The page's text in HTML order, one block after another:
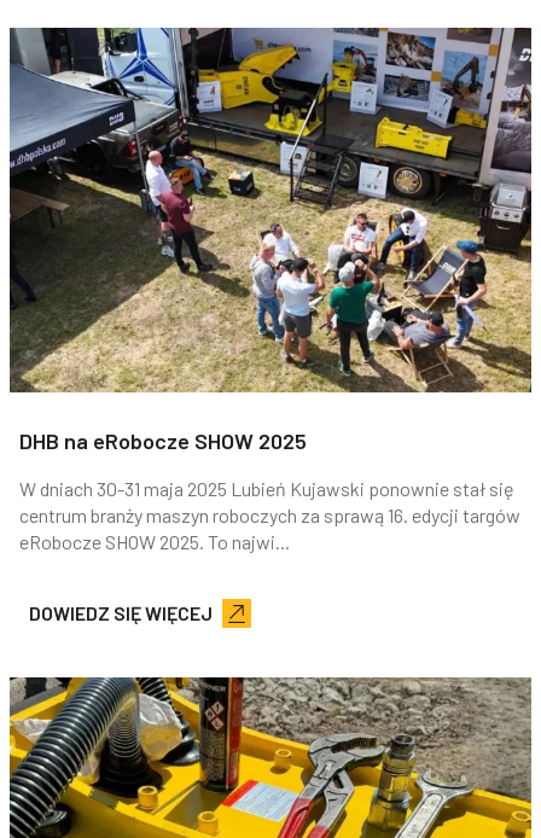
DHB na eRobocze SHOW 2025
W dniach 30-31 maja 2025 Lubień Kujawski ponownie stał się
centrum branży maszyn roboczych za sprawą 16. edycji targów
eRobocze SHOW 2025. To najwi...
DOWIEDZ SIĘ WIĘCEJ